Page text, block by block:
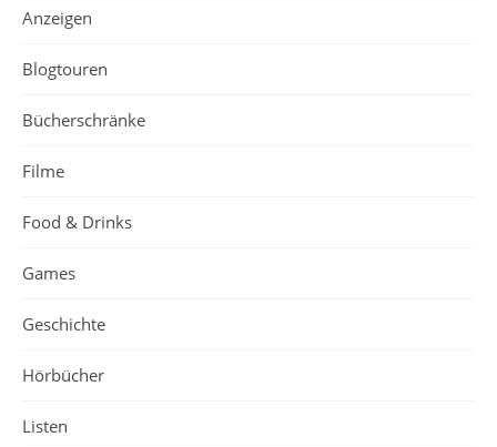
Anzeigen
Blogtouren
Bücherschränke
Filme
Food & Drinks
Games
Geschichte
Hörbücher
Listen